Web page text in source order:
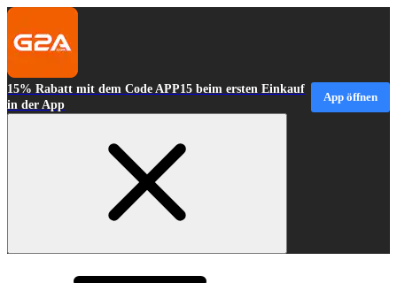
15% Rabatt mit dem Code APP15 beim ersten Einkauf
in der App
App öffnen